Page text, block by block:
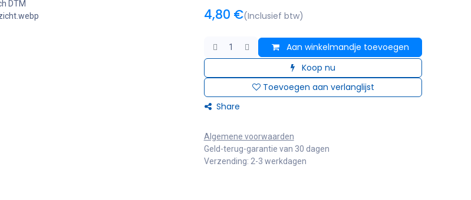
4,80 €(Inclusief btw)
Aan winkelmandje toevoegen
Koop nu
Toevoegen aan verlanglijst
Share
Algemene voorwaarden
Geld-terug-garantie van 30 dagen
Verzending: 2-3 werkdagen